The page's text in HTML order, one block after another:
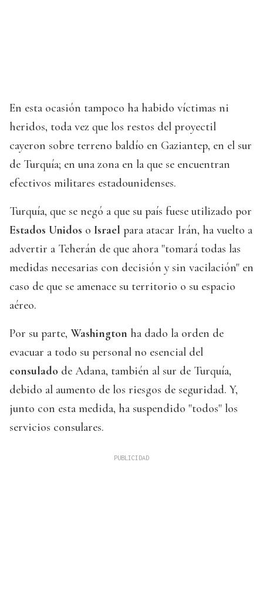
En esta ocasión tampoco ha habido víctimas ni
heridos, toda vez que los restos del proyectil
cayeron sobre terreno baldío en Gaziantep, en el sur
de Turquía; en una zona en la que se encuentran
efectivos militares estadounidenses.
Turquía, que se negó a que su país fuese utilizado por
Estados Unidos o Israel para atacar Irán, ha vuelto a
advertir a Teherán de que ahora "tomará todas las
medidas necesarias con decisión y sin vacilación" en
caso de que se amenace su territorio o su espacio
aéreo.
Por su parte, Washington ha dado la orden de
evacuar a todo su personal no esencial del
consulado de Adana, también al sur de Turquía,
debido al aumento de los riesgos de seguridad. Y,
junto con esta medida, ha suspendido "todos" los
servicios consulares.